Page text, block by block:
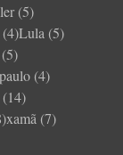
(5)
(4)Lula (5)
(5)
(4)
(14)
xamã (7)